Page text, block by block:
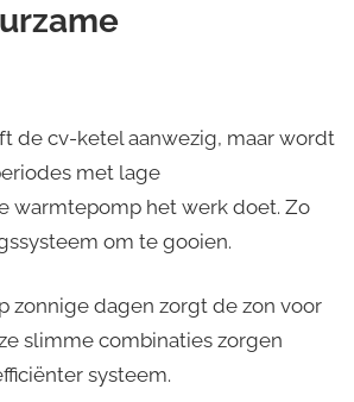
de cv-ketel aanwezig, maar wordt
met lage
warmtepomp het werk doet. Zo
om te gooien.
zonnige dagen zorgt de zon voor
slimme combinaties zorgen
systeem.